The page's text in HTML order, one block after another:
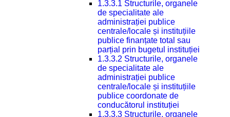
1.3.3.1 Structurile, organele
de specialitate ale
administrației publice
centrale/locale și instituțiile
publice finanțate total sau
parțial prin bugetul instituției
1.3.3.2 Structurile, organele
de specialitate ale
administrației publice
centrale/locale și instituțiile
publice coordonate de
conducătorul instituției
1.3.3.3 Structurile, organele